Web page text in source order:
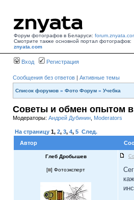
Форум фотографов в Беларуси:
Смотрите также основной портал фотографов:
znyata.com
Вход Регистрация
Сообщения без ответов | Активные темы
Список форумов » Фото Форум » Учебка
Советы и обмен опытом
Модераторы: Андрей Дубинин Moderators
На страницу 1, 2, 3, 4, 5 След.
Автор
Глеб Дробышев
[ ] Фотоэксперт